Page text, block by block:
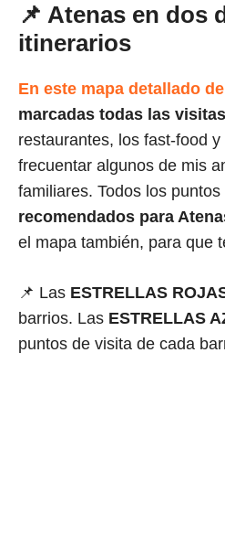
📌 Atenas en dos
itinerarios
En este mapa detallado
marcadas todas las
restaurantes, los fast-food
frecuentar algunos de mis
familiares. Todos los puntos
recomendados para
el mapa también, para que
📌 Las ESTRELLAS
barrios. Las ESTRELLAS
puntos de visita de cada